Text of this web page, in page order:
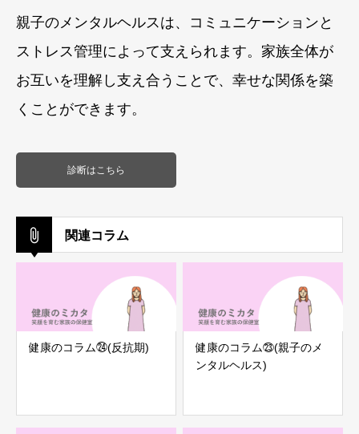
親子のメンタルヘルスは、コミュニケーションと
ストレス管理によって支えられます。家族全体が
お互いを理解し支え合うことで、幸せな関係を築
くことができます。
診断はこちら
関連コラム
健康のコラム㉔(反抗期)
健康のコラム㉓(親子のメ
ンタルヘルス)